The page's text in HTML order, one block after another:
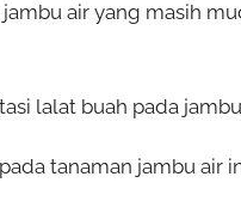
air yang masih
lalat buah pada
tanaman jambu air